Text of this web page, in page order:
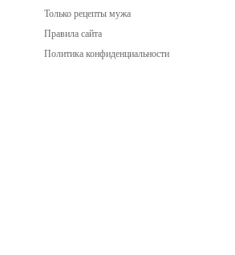
Только рецепты мужа
Правила сайта
Политика конфиденциальности